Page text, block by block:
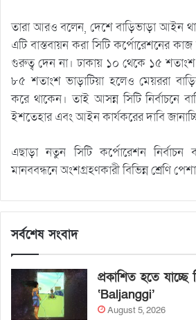
তারা আরও বলেন, দেশে বাড়িভাড়া আইন
এটি বাস্তবায়ন করা সিটি কর্পোরেশনের
গুরুত্ব দেন না। ঢাকায় ১০ থেকে ১৫
৮৫ শতাংশ ভাড়াটিয়া হলেও মেয়ররা
করে থাকেন। তাই আসন্ন সিটি নির্বাচনে
ইশতেহার এবং আইন কার্যকরের দাবি
এছাড়া নতুন সিটি কর্পোরেশন
মানববন্ধনে অংশগ্রহণকারী বিভিন্ন শ্রেণি
সর্বশেষ সংবাদ
প্রকাশিত হতে
‘Baljanggi’
August 5, 2026